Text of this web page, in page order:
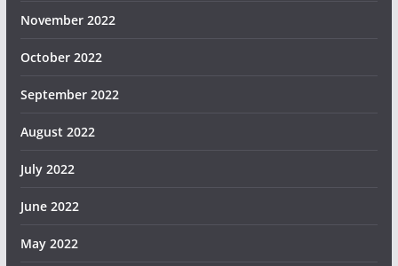
November 2022
October 2022
September 2022
August 2022
July 2022
June 2022
May 2022